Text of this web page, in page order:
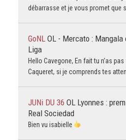
débarrasse et je vous promet que
GoNL OL - Mercato :
Liga
Hello Cavegone, En fait tu n’as
Caqueret, si je comprends tes
JUNi DU 36 OL Lyonnes :
Real Sociedad
Bien vu isabielle